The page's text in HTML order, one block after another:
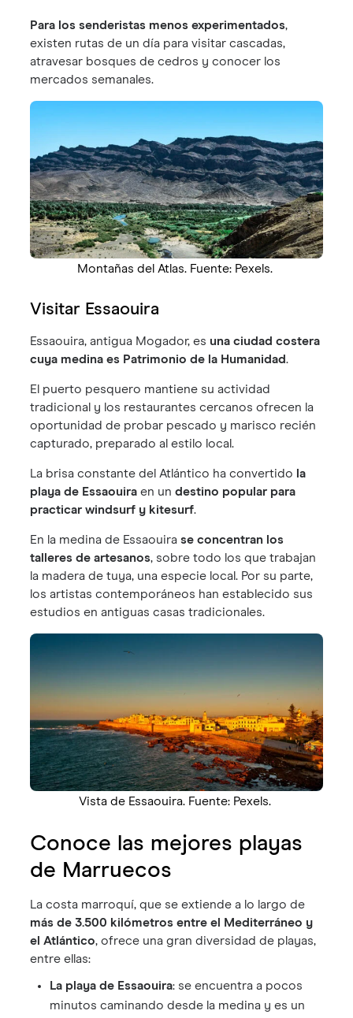
Para los senderistas menos experimentados,
existen rutas de un día para visitar cascadas,
atravesar bosques de cedros y conocer los
mercados semanales.
Montañas del Atlas. Fuente: Pexels.
Visitar Essaouira
Essaouira, antigua Mogador, es una ciudad costera
cuya medina es Patrimonio de la Humanidad.
El puerto pesquero mantiene su actividad
tradicional y los restaurantes cercanos ofrecen la
oportunidad de probar pescado y marisco recién
capturado, preparado al estilo local.
La brisa constante del Atlántico ha convertido la
playa de Essaouira en undestino popular para
practicar windsurf y kitesurf.
En la medina de Essaouira se concentran los
talleres de artesanos, sobre todo los que trabajan
la madera de tuya, una especie local. Por su parte,
los artistas contemporáneos han establecido sus
estudios en antiguas casas tradicionales.
Vista de Essaouira. Fuente: Pexels.
Conoce las mejores playas
de Marruecos
La costa marroquí, que se extiende a lo largo de
más de 3.500 kilómetros entre el Mediterráneo y
el Atlántico, ofrece una gran diversidad de playas,
entre ellas:
La playa de Essaouira: se encuentra a pocos
minutos caminando desde la medina y es un